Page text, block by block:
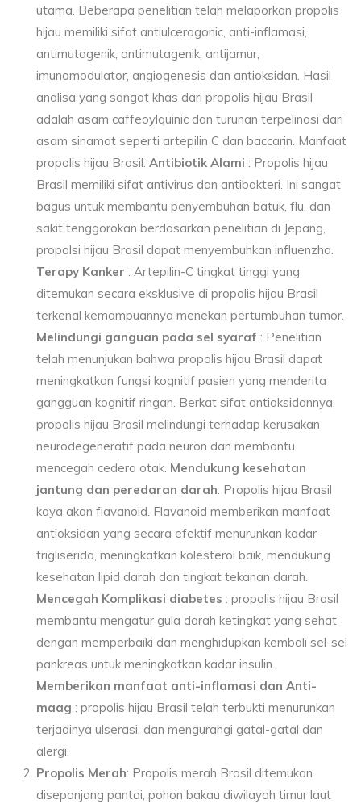
utama. Beberapa penelitian telah melaporkan propolis
hijau memiliki sifat antiulcerogonic, anti-inflamasi,
antimutagenik, antimutagenik, antijamur,
imunomodulator, angiogenesis dan antioksidan. Hasil
analisa yang sangat khas dari propolis hijau Brasil
adalah asam caffeoylquinic dan turunan terpelinasi dari
asam sinamat seperti artepilin C dan baccarin. Manfaat
propolis hijau Brasil: Antibiotik Alami : Propolis hijau
Brasil memiliki sifat antivirus dan antibakteri. Ini sangat
bagus untuk membantu penyembuhan batuk, flu, dan
sakit tenggorokan berdasarkan penelitian di Jepang,
propolsi hijau Brasil dapat menyembuhkan influenzha.
Terapy Kanker : Artepilin-C tingkat tinggi yang
ditemukan secara eksklusive di propolis hijau Brasil
terkenal kemampuannya menekan pertumbuhan tumor.
Melindungi ganguan pada sel syaraf : Penelitian
telah menunjukan bahwa propolis hijau Brasil dapat
meningkatkan fungsi kognitif pasien yang menderita
gangguan kognitif ringan. Berkat sifat antioksidannya,
propolis hijau Brasil melindungi terhadap kerusakan
neurodegeneratif pada neuron dan membantu
mencegah cedera otak. Mendukung kesehatan
jantung dan peredaran darah: Propolis hijau Brasil
kaya akan flavanoid. Flavanoid memberikan manfaat
antioksidan yang secara efektif menurunkan kadar
trigliserida, meningkatkan kolesterol baik, mendukung
kesehatan lipid darah dan tingkat tekanan darah.
Mencegah Komplikasi diabetes : propolis hijau Brasil
membantu mengatur gula darah ketingkat yang sehat
dengan memperbaiki dan menghidupkan kembali sel-sel
pankreas untuk meningkatkan kadar insulin.
Memberikan manfaat anti-inflamasi dan Anti-
maag : propolis hijau Brasil telah terbukti menurunkan
terjadinya ulserasi, dan mengurangi gatal-gatal dan
alergi.
Propolis Merah: Propolis merah Brasil ditemukan
disepanjang pantai, pohon bakau diwilayah timur laut